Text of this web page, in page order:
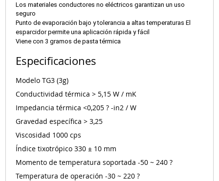
Los materiales conductores no eléctricos garantizan un uso
seguro
Punto de evaporación bajo y tolerancia a altas temperaturas El
esparcidor permite una aplicación rápida y fácil
Viene con 3 gramos de pasta térmica
Especificaciones
Modelo TG3 (3g)
Conductividad térmica> 5,15 W / mK
Impedancia térmica <0,205 ? -in2 / W
Gravedad específica> 3,25
Viscosidad 1000 cps
Índice tixotrópico 330 ± 10 mm
Momento de temperatura soportada -50 ~ 240 ?
Temperatura de operación-30 ~ 220 ?